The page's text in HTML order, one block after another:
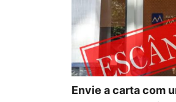
Envie a carta com